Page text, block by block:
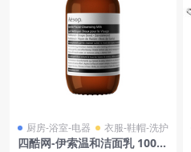
厨房-浴室-电器 衣服-鞋帽-洗护
四酷网-伊索温和洁面乳 100